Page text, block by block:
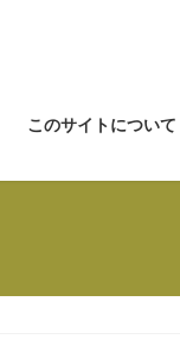
このサイトについて